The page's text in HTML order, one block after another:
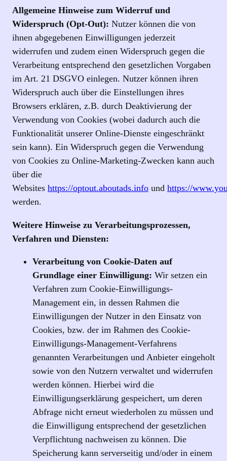
Allgemeine Hinweise zum Widerruf und
Widerspruch (Opt-Out): Nutzer können die von
ihnen abgegebenen Einwilligungen jederzeit
widerrufen und zudem einen Widerspruch gegen die
Verarbeitung entsprechend den gesetzlichen Vorgaben
im Art. 21 DSGVO einlegen. Nutzer können ihren
Widerspruch auch über die Einstellungen ihres
Browsers erklären, z.B. durch Deaktivierung der
Verwendung von Cookies (wobei dadurch auch die
Funktionalität unserer Online-Dienste eingeschränkt
sein kann). Ein Widerspruch gegen die Verwendung
von Cookies zu Online-Marketing-Zwecken kann auch
über die
Websites https://optout.aboutads.info und https://
werden.
Weitere Hinweise zu Verarbeitungsprozessen,
Verfahren und Diensten:
Verarbeitung von Cookie-Daten auf
Grundlage einer Einwilligung: Wir setzen ein
Verfahren zum Cookie-Einwilligungs-
Management ein, in dessen Rahmen die
Einwilligungen der Nutzer in den Einsatz von
Cookies, bzw. der im Rahmen des Cookie-
Einwilligungs-Management-Verfahrens
genannten Verarbeitungen und Anbieter eingeholt
sowie von den Nutzern verwaltet und widerrufen
werden können. Hierbei wird die
Einwilligungserklärung gespeichert, um deren
Abfrage nicht erneut wiederholen zu müssen und
die Einwilligung entsprechend der gesetzlichen
Verpflichtung nachweisen zu können. Die
Speicherung kann serverseitig und/oder in einem